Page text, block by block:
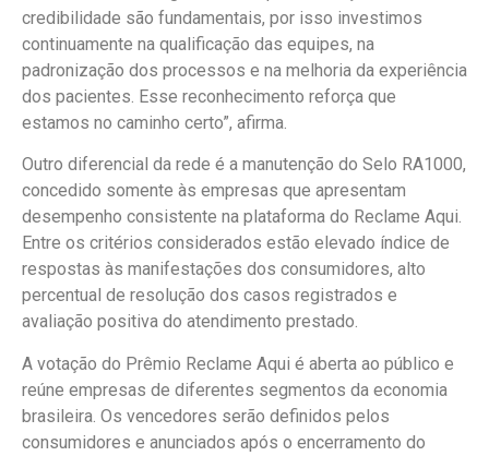
credibilidade são fundamentais, por isso investimos
continuamente na qualificação das equipes, na
padronização dos processos e na melhoria da experiência
dos pacientes. Esse reconhecimento reforça que
estamos no caminho certo”, afirma.
Outro diferencial da rede é a manutenção do Selo RA1000,
concedido somente às empresas que apresentam
desempenho consistente na plataforma do Reclame Aqui.
Entre os critérios considerados estão elevado índice de
respostas às manifestações dos consumidores, alto
percentual de resolução dos casos registrados e
avaliação positiva do atendimento prestado.
A votação do Prêmio Reclame Aqui é aberta ao público e
reúne empresas de diferentes segmentos da economia
brasileira. Os vencedores serão definidos pelos
consumidores e anunciados após o encerramento do